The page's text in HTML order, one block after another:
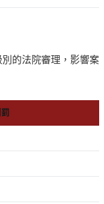
的法院審理，影響案